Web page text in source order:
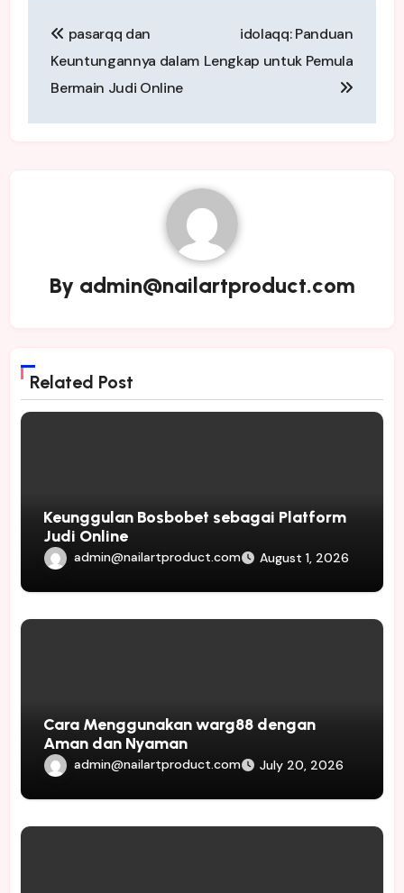
navigation
pasarqq dan
Keuntungannya dalam
Bermain Judi Online
idolaqq: Panduan
Lengkap untuk Pemula
By admin@nailartproduct.com
Related Post
Keunggulan Bosbobet sebagai Platform
Judi Online
admin@nailartproduct.com August 1, 2026
Cara Menggunakan warg88 dengan
Aman dan Nyaman
admin@nailartproduct.com July 20, 2026